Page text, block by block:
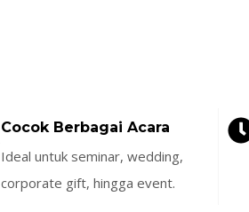
Cocok Berbagai Acara
Ideal untuk seminar, wedding,
corporate gift, hingga event.